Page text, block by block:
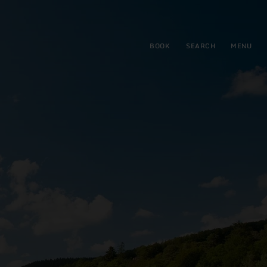
BOOK SEARCH MENU